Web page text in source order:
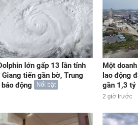
lớn gấp 13 lần tỉnh
Giang tiến gần bờ, Trung
báo động
Nổi bật
Một
lao động
gần 1,3 tỷ
2 giờ trước